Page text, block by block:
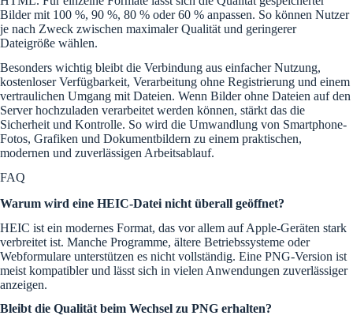
Bilder mit 100 %, 90 %, 80 % oder 60 % anpassen. So können Nutzer
je nach Zweck zwischen maximaler Qualität und geringerer
Dateigröße wählen.
Besonders wichtig bleibt die Verbindung aus einfacher Nutzung,
kostenloser Verfügbarkeit, Verarbeitung ohne Registrierung und einem
vertraulichen Umgang mit Dateien. Wenn Bilder ohne Dateien auf den
Server hochzuladen verarbeitet werden können, stärkt das die
Sicherheit und Kontrolle. So wird die Umwandlung von Smartphone-
Fotos, Grafiken und Dokumentbildern zu einem praktischen,
modernen und zuverlässigen Arbeitsablauf.
FAQ
Warum wird eine HEIC-Datei nicht überall geöffnet?
HEIC ist ein modernes Format, das vor allem auf Apple-Geräten stark
verbreitet ist. Manche Programme, ältere Betriebssysteme oder
Webformulare unterstützen es nicht vollständig. Eine PNG-Version ist
meist kompatibler und lässt sich in vielen Anwendungen zuverlässiger
anzeigen.
Bleibt die Qualität beim Wechsel zu PNG erhalten?